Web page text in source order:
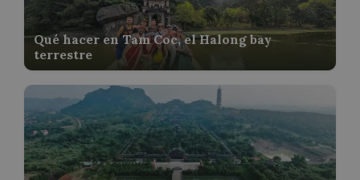
Qué hacer en Tam Coc, el Halong bay
terrestre